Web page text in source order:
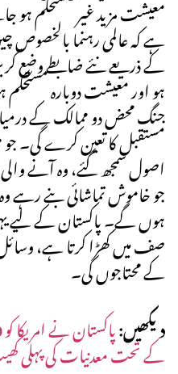
معیشت مزید غیر مستحکم
ہے کہ عالمی رہنما بالخصوص
کے ذریعے نئے ضابطے وضع
ہو اور معیشت دوبارہ
جنگ محض دو ممالک کے
مستقبل کا تعین کرے گی۔
اصول سمجھ گئے، وہ آنے
جو خاموش تماشائی بنے رہے
ہوں گے۔ پاکستان کے لیے
صف میں کھڑا کرتا ہے،
کے محتاجوں کی۔
دیکھیں:
کے تحت معدنیات کی پہلی